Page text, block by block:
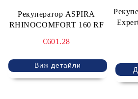
Рекуператор ASPIRA
RHINOCOMFORT 160 RF
€601.28
Виж детайли